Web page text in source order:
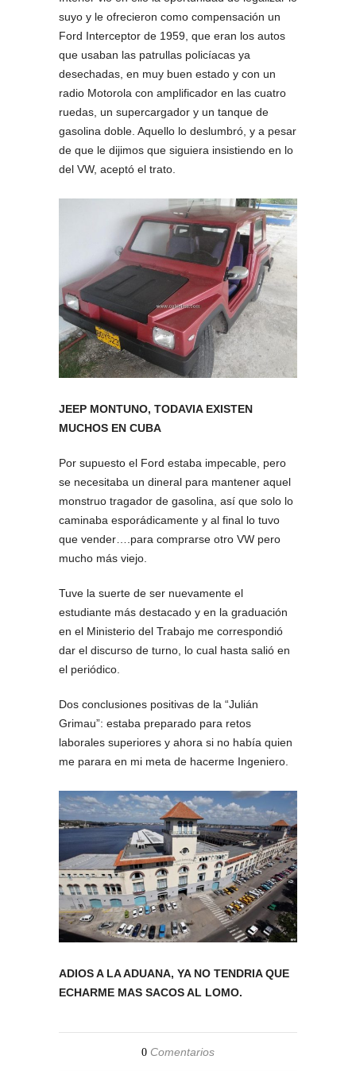
suyo y le ofrecieron como compensación un
Ford Interceptor de 1959, que eran los autos
que usaban las patrullas policíacas ya
desechadas, en muy buen estado y con un
radio Motorola con amplificador en las cuatro
ruedas, un supercargador y un tanque de
gasolina doble. Aquello lo deslumbró, y a pesar
de que le dijimos que siguiera insistiendo en lo
del VW, aceptó el trato.
JEEP MONTUNO, TODAVIA EXISTEN
MUCHOS EN CUBA
Por supuesto el Ford estaba impecable, pero
se necesitaba un dineral para mantener aquel
monstruo tragador de gasolina, así que solo lo
caminaba esporádicamente y al final lo tuvo
que vender….para comprarse otro VW pero
mucho más viejo.
Tuve la suerte de ser nuevamente el
estudiante más destacado y en la graduación
en el Ministerio del Trabajo me correspondió
dar el discurso de turno, lo cual hasta salió en
el periódico.
Dos conclusiones positivas de la “Julián
Grimau”: estaba preparado para retos
laborales superiores y ahora si no había quien
me parara en mi meta de hacerme Ingeniero.
ADIOS A LA ADUANA, YA NO TENDRIA QUE
ECHARME MAS SACOS AL LOMO.
0 Comentarios